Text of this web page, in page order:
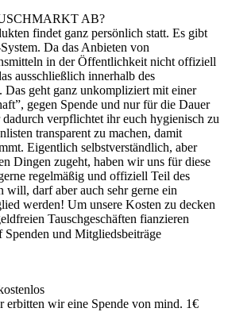
AB?
findet ganz persönlich statt. Es gibt
Da das Anbieten von
in der Öffentlichkeit nicht offiziell
ausschließlich innerhalb des
Das geht ganz unkompliziert mit einer
gegen Spende und nur für die Dauer
dadurch verpflichtet ihr euch hygienisch zu
transparent zu machen, damit
Eigentlich selbstverständlich, aber
Dingen zugeht, haben wir uns für diese
regelmäßig und offiziell Teil des
will, darf aber auch sehr gerne ein
werden! Um unsere Kosten zu decken
Tauschgeschäften fianzieren
und Mitgliedsbeiträge
erbitten wir eine Spende von mind. 1€